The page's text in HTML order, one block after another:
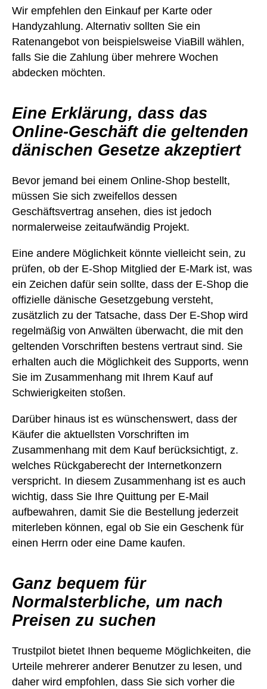
Wir empfehlen den Einkauf per Karte oder
Handyzahlung. Alternativ sollten Sie ein
Ratenangebot von beispielsweise ViaBill wählen,
falls Sie die Zahlung über mehrere Wochen
abdecken möchten.
Eine Erklärung, dass das
Online-Geschäft die geltenden
dänischen Gesetze akzeptiert
Bevor jemand bei einem Online-Shop bestellt,
müssen Sie sich zweifellos dessen
Geschäftsvertrag ansehen, dies ist jedoch
normalerweise zeitaufwändig Projekt.
Eine andere Möglichkeit könnte vielleicht sein, zu
prüfen, ob der E-Shop Mitglied der E-Mark ist, was
ein Zeichen dafür sein sollte, dass der E-Shop die
offizielle dänische Gesetzgebung versteht,
zusätzlich zu der Tatsache, dass Der E-Shop wird
regelmäßig von Anwälten überwacht, die mit den
geltenden Vorschriften bestens vertraut sind. Sie
erhalten auch die Möglichkeit des Supports, wenn
Sie im Zusammenhang mit Ihrem Kauf auf
Schwierigkeiten stoßen.
Darüber hinaus ist es wünschenswert, dass der
Käufer die aktuellsten Vorschriften im
Zusammenhang mit dem Kauf berücksichtigt, z.
welches Rückgaberecht der Internetkonzern
verspricht. In diesem Zusammenhang ist es auch
wichtig, dass Sie Ihre Quittung per E-Mail
aufbewahren, damit Sie die Bestellung jederzeit
miterleben können, egal ob Sie ein Geschenk für
einen Herrn oder eine Dame kaufen.
Ganz bequem für
Normalsterbliche, um nach
Preisen zu suchen
Trustpilot bietet Ihnen bequeme Möglichkeiten, die
Urteile mehrerer anderer Benutzer zu lesen, und
daher wird empfohlen, dass Sie sich vorher die